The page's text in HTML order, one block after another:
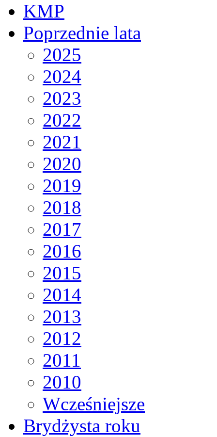
KMP
Poprzednie lata
2025
2024
2023
2022
2021
2020
2019
2018
2017
2016
2015
2014
2013
2012
2011
2010
Wcześniejsze
Brydżysta roku